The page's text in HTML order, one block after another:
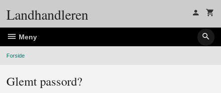
Landhandleren
Meny
Forside
Glemt passord?